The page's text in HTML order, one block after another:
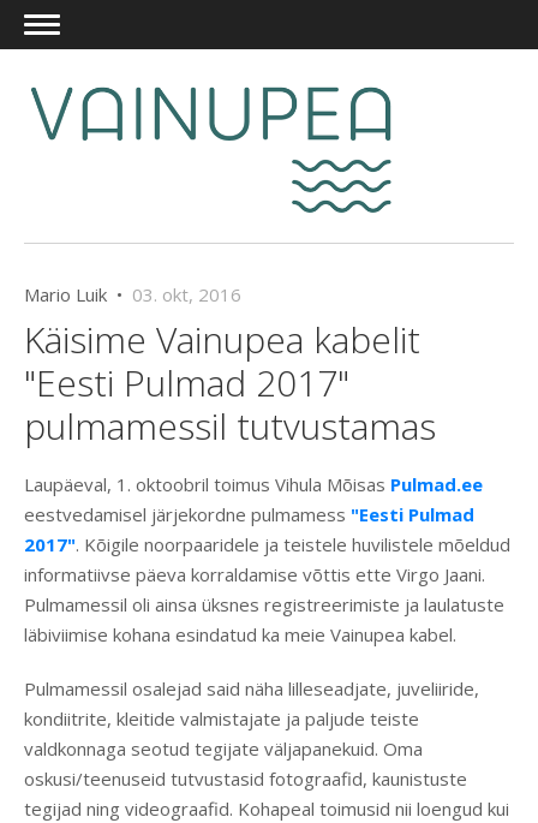
Mario Luik • 03. okt, 2016
Käisime Vainupea kabelit
"Eesti Pulmad 2017"
pulmamessil tutvustamas
Laupäeval, 1. oktoobril toimus Vihula Mõisas Pulmad.ee
eestvedamisel järjekordne pulmamess "Eesti Pulmad
2017". Kõigile noorpaaridele ja teistele huvilistele mõeldud
informatiivse päeva korraldamise võttis ette Virgo Jaani.
Pulmamessil oli ainsa üksnes registreerimiste ja laulatuste
läbiviimise kohana esindatud ka meie Vainupea kabel.
Pulmamessil osalejad said näha lilleseadjate, juveliiride,
kondiitrite, kleitide valmistajate ja paljude teiste
valdkonnaga seotud tegijate väljapanekuid. Oma
oskusi/teenuseid tutvustasid fotograafid, kaunistuste
tegijad ning videograafid. Kohapeal toimusid nii loengud kui